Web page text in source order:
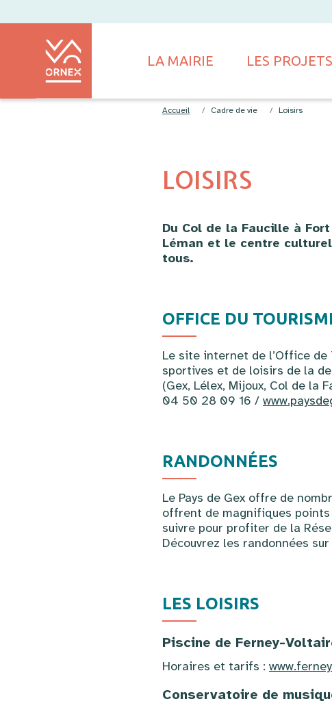
LA MAIRIE LES PROJETS
Accueil Cadre de vie Loisirs
LOISIRS
Du Col de la Faucille à
Léman et le centre
tous.
OFFICE DU
Le site internet de l’Office
sportives et de loisirs de la
(Gex, Lélex, Mijoux, Col de la
04 50 28 09 16 /
RANDONNÉES
Le Pays de Gex offre de
offrent de magnifiques points
suivre pour profiter de la
Découvrez les randonnées sur
LES LOISIRS
Piscine de Ferney-
Horaires et tarifs :
Conservatoire de